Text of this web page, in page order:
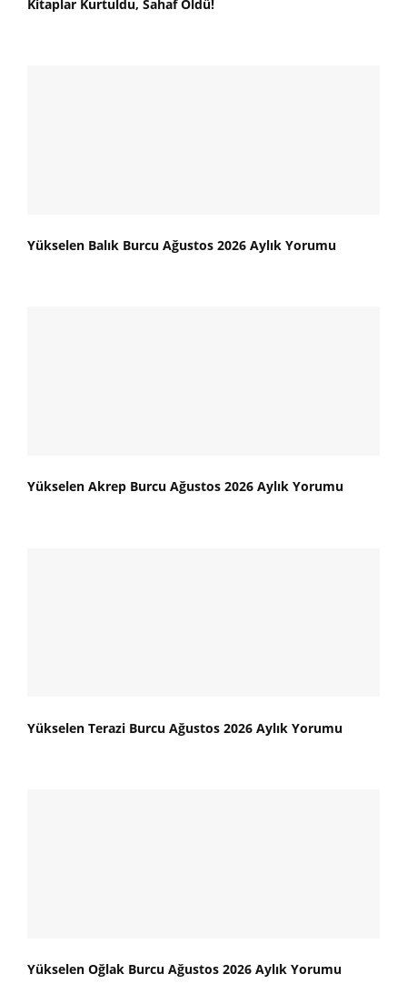
Kitaplar Kurtuldu, Sahaf Öldü!
Yükselen Balık Burcu Ağustos 2026 Aylık Yorumu
Yükselen Akrep Burcu Ağustos 2026 Aylık Yorumu
Yükselen Terazi Burcu Ağustos 2026 Aylık Yorumu
Yükselen Oğlak Burcu Ağustos 2026 Aylık Yorumu